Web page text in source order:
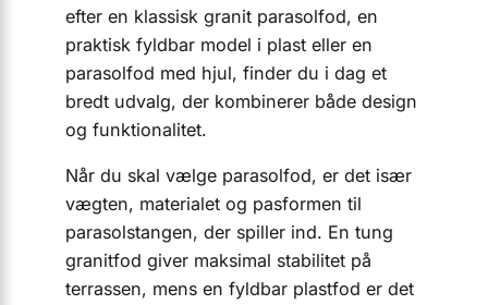
efter en klassisk granit parasolfod, en
praktisk fyldbar model i plast eller en
parasolfod med hjul, finder du i dag et
bredt udvalg, der kombinerer både design
og funktionalitet.
Når du skal vælge parasolfod, er det især
vægten, materialet og pasformen til
parasolstangen, der spiller ind. En tung
granitfod giver maksimal stabilitet på
terrassen, mens en fyldbar plastfod er det